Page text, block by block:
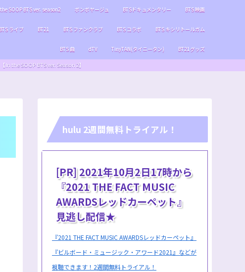
SOOP BTS ver. season2 ボンボヤージュ BTSドキュメンタリー BTS 映画
BTS ライブ BT21 BTS ファンクラブ BTS コラボ BTS キシリトールガム
BTS 曲 dTV TinyTAN(タイニータン) BT21グッズ
the SOOP BTS ver. Season 2】
hulu 2週間無料トライアル！
[PR] 2021年10月2日17時から
『2021 THE FACT MUSIC
AWARDSレッドカーペット』
見逃し配信★
『2021 THE FACT MUSIC AWARDSレッドカーペット』
『ビルボード・ミュージック・アワード2021』などが
視聴できます！2週間無料トライアル！